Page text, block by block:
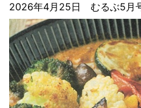
2026年4月25日 むるぶ5月